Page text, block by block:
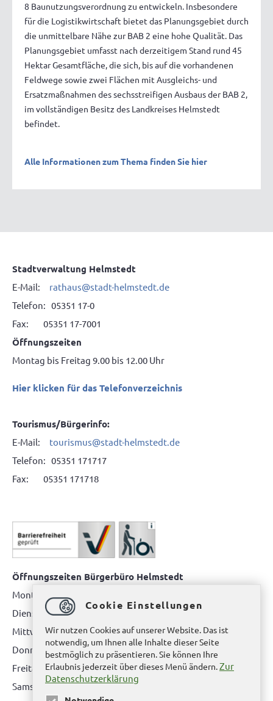
8 Baunutzungsverordnung zu entwickeln. Insbesondere
für die Logistikwirtschaft bietet das Planungsgebiet durch
die unmittelbare Nähe zur BAB 2 eine hohe Qualität. Das
Planungsgebiet umfasst nach derzeitigem Stand rund 45
Hektar Gesamtfläche, die sich, bis auf die vorhandenen
Feldwege sowie zwei Flächen mit Ausgleichs- und
Ersatzmaßnahmen des sechsstreifigen Ausbaus der BAB 2,
im vollständigen Besitz des Landkreises Helmstedt
befindet.
Alle Informationen zum Thema finden Sie hier
Stadtverwaltung Helmstedt
E-Mail: rathaus@stadt-helmstedt.de
Telefon: 05351 17-0
Fax: 05351 17-7001
Öffnungszeiten
Montag bis Freitag 9.00 bis 12.00 Uhr
Hier klicken für das Telefonverzeichnis
Tourismus/Bürgerinfo:
E-Mail: tourismus@stadt-helmstedt.de
Telefon: 05351 171717
Fax: 05351 171718
Öffnungszeiten Bürgerbüro Helmstedt
Montag: 08.00 bis 12.00 Uhr
Dienstag: 08.00 bis 12.00 Uhr & 15.00 Uhr bis 17.00 Uhr
Mittwoch: nur nach Terminvereinbarung
Donnerstag: 08.00 bis 12.00 Uhr & 14.00 Uhr bis 16.00 Uhr
Freitag: nur nach Terminvereinbarung
Samstag:bitte hier klicken
Cookie Einstellungen
Wir nutzen Cookies auf unserer Website. Das ist
notwendig, um Ihnen alle Inhalte dieser Seite
bestmöglich zu präsentieren. Sie können Ihre
Erlaubnis jederzeit über dieses Menü ändern.Zur
Datenschutzerklärung